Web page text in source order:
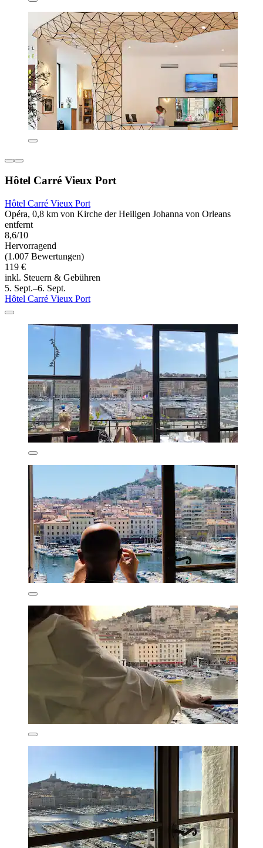
Hôtel Carré Vieux Port
Hôtel Carré Vieux Port
Opéra, 0,8 km von Kirche der Heiligen Johanna von Orleans
entfernt
8,6/10
Hervorragend
(1.007 Bewertungen)
119 €
inkl. Steuern & Gebühren
5. Sept.–6. Sept.
Hôtel Carré Vieux Port